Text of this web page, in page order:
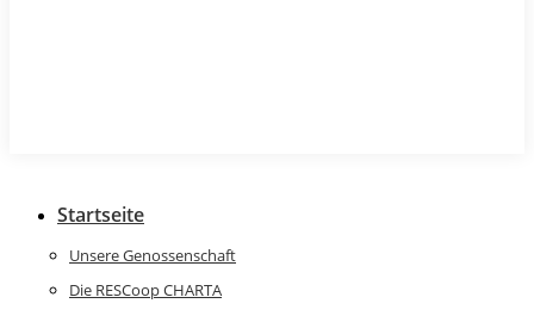
Startseite
Unsere Genossenschaft
Die RESCoop CHARTA